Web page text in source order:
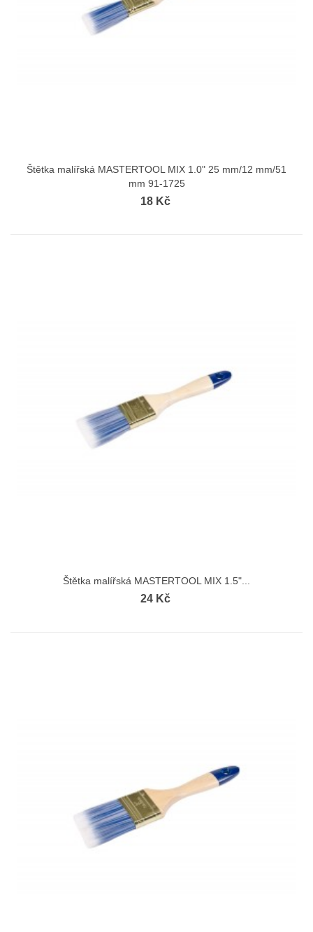
Štětka malířská MASTERTOOL MIX 1.0" 25 mm/12 mm/51
mm 91-1725
18 Kč
Štětka malířská MASTERTOOL MIX 1.5"...
24 Kč